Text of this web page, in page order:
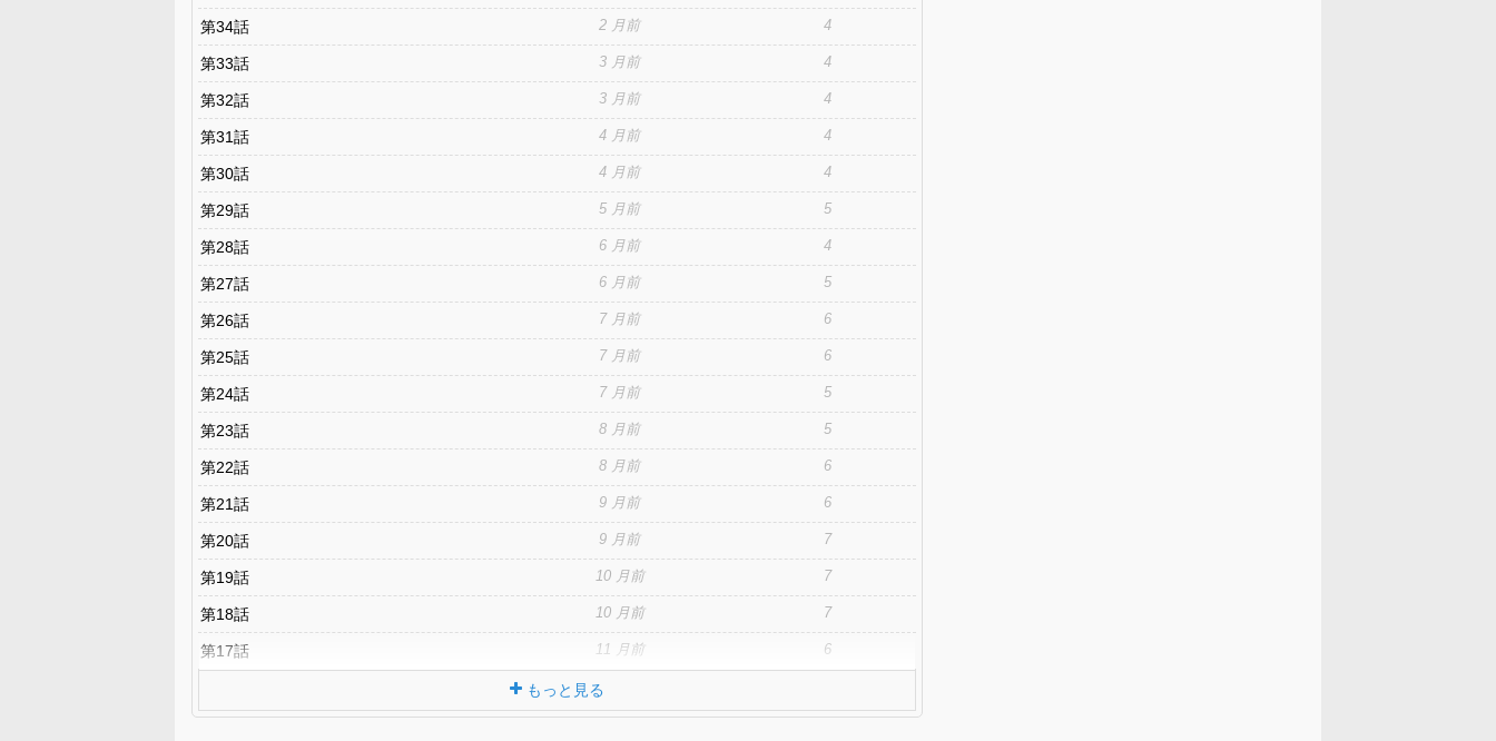
第34話 2 月前 4
第33話 3 月前 4
第32話 3 月前 4
第31話 4 月前 4
第30話 4 月前 4
第29話 5 月前 5
第28話 6 月前 4
第27話 6 月前 5
第26話 7 月前 6
第25話 7 月前 6
第24話 7 月前 5
第23話 8 月前 5
第22話 8 月前 6
第21話 9 月前 6
第20話 9 月前 7
第19話 10 月前 7
第18話 10 月前 7
第17話 11 月前 6
もっと見る